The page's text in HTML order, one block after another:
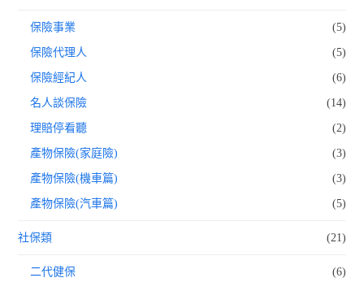
保險事業 (5)
保險代理人 (5)
保險經紀人 (6)
名人談保險 (14)
理賠停看聽 (2)
產物保險(家庭險) (3)
產物保險(機車篇) (3)
產物保險(汽車篇) (5)
社保類 (21)
二代健保 (6)